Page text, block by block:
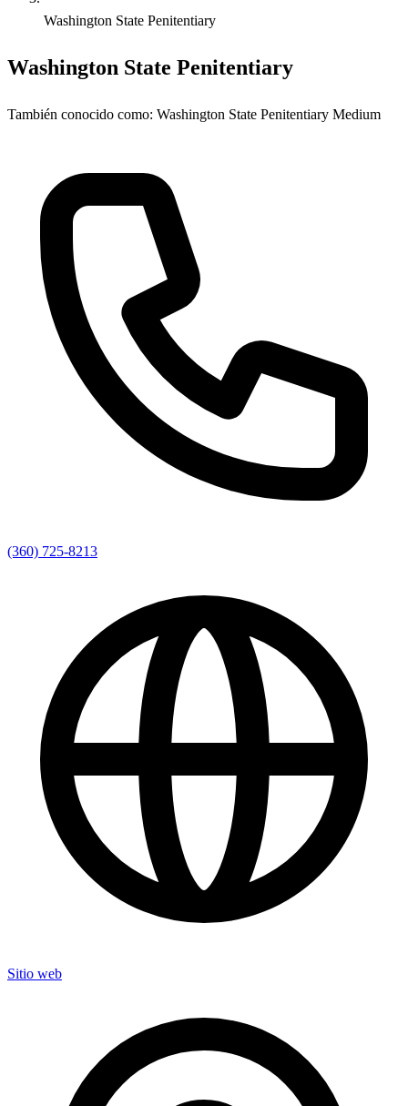
Washington State Penitentiary
Washington State Penitentiary
También conocido como: Washington State Penitentiary Medium
(360) 725-8213
Sitio web